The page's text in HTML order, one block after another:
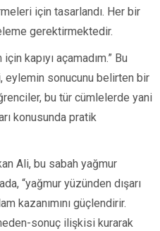
için tasarlandı. Her bir
gerektirmektedir.
kapıyı açamadım.” Bu
eylemin sonucunu belirten bir
bu tür cümlelerde yani
konusunda pratik
Ali, bu sabah yağmur
“yağmur yüzünden dışarı
kazanımını güçlendirir.
sonuç ilişkisi kurarak